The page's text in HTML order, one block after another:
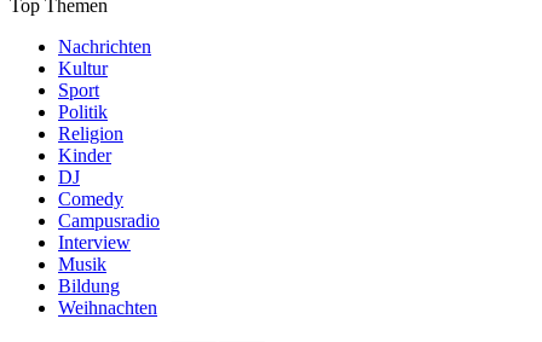
Top Themen
Nachrichten
Kultur
Sport
Politik
Religion
Kinder
DJ
Comedy
Campusradio
Interview
Musik
Bildung
Weihnachten